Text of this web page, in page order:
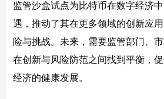
监管沙盒试点为比特币在数字经济
遇，推动了其在更多领域的创新应
险与挑战。未来，需要监管部门、
在创新与风险防范之间找到平衡，
经济的健康发展。